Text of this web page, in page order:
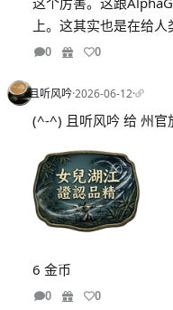
上。这其实也是在给人
0 0
且听风吟·2026-06-12·
(^-^) 且听风吟 给 州官
6 金币
0 0